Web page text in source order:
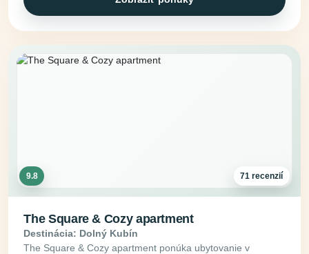
9.8 71 recenzií
The Square & Cozy apartment
Destinácia: Dolný Kubín
The Square & Cozy apartment ponúka ubytovanie v